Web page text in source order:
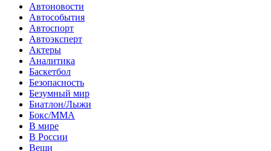
Автоновости
Автособытия
Автоспорт
Автоэксперт
Актеры
Аналитика
Баскетбол
Безопасность
Безумный мир
Биатлон/Лыжи
Бокс/MMA
В мире
В России
Вещи